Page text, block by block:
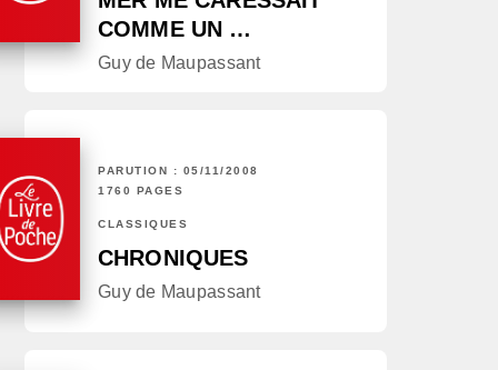
COMME UN …
Guy de Maupassant
PARUTION : 05/11/2008
1760 PAGES
CLASSIQUES
CHRONIQUES
Guy de Maupassant